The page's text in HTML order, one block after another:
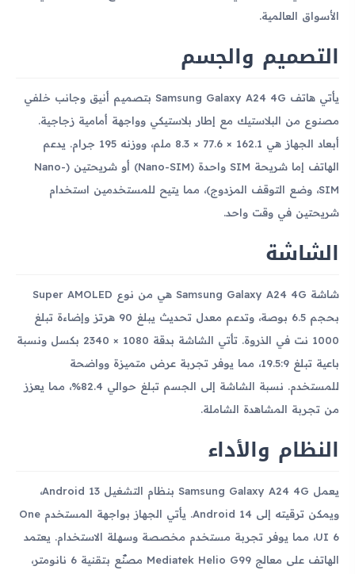
الأسواق العالمية.
التصميم والجسم
يأتي هاتف Samsung Galaxy A24 4G بتصميم أنيق وجانب خلفي
مصنوع من البلاستيك مع إطار بلاستيكي وواجهة أمامية زجاجية.
أبعاد الجهاز هي 162.1 × 77.6 × 8.3 ملم، ووزنه 195 جرام. يدعم
الهاتف إما شريحة SIM واحدة (Nano-SIM) أو شريحتين (Nano-
SIM، وضع التوقف المزدوج)، مما يتيح للمستخدمين استخدام
شريحتين في وقت واحد.
الشاشة
شاشة Samsung Galaxy A24 4G هي من نوع Super AMOLED
بحجم 6.5 بوصة، وتدعم معدل تحديث يبلغ 90 هرتز وإضاءة تبلغ
1000 نت في الذروة. تأتي الشاشة بدقة 1080 × 2340 بكسل ونسبة
باعية تبلغ 19.5:9، مما يوفر تجربة عرض متميزة وواضحة
للمستخدم. نسبة الشاشة إلى الجسم تبلغ حوالي 82.4%، مما يعزز
من تجربة المشاهدة الشاملة.
النظام والأداء
يعمل Samsung Galaxy A24 4G بنظام التشغيل Android 13،
ويمكن ترقيته إلى Android 14. يأتي الجهاز بواجهة المستخدم One
UI 6، مما يوفر تجربة مستخدم مخصصة وسهلة الاستخدام. يعتمد
الهاتف على معالج Mediatek Helio G99 مصنّع بتقنية 6 نانومتر،